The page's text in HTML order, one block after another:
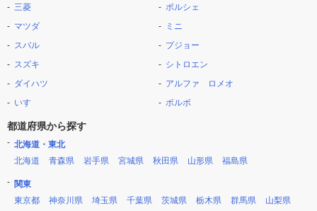
三菱
マツダ
スバル
スズキ
ダイハツ
いすゞ
ポルシェ
ミニ
プジョー
シトロエン
アルファ ロメオ
ボルボ
都道府県から探す
北海道・東北
北海道
青森県 岩手県 宮城県 秋田県 山形県 福島県
関東
東京都
神奈川県 埼玉県 千葉県 茨城県 栃木県 群馬県 山梨県